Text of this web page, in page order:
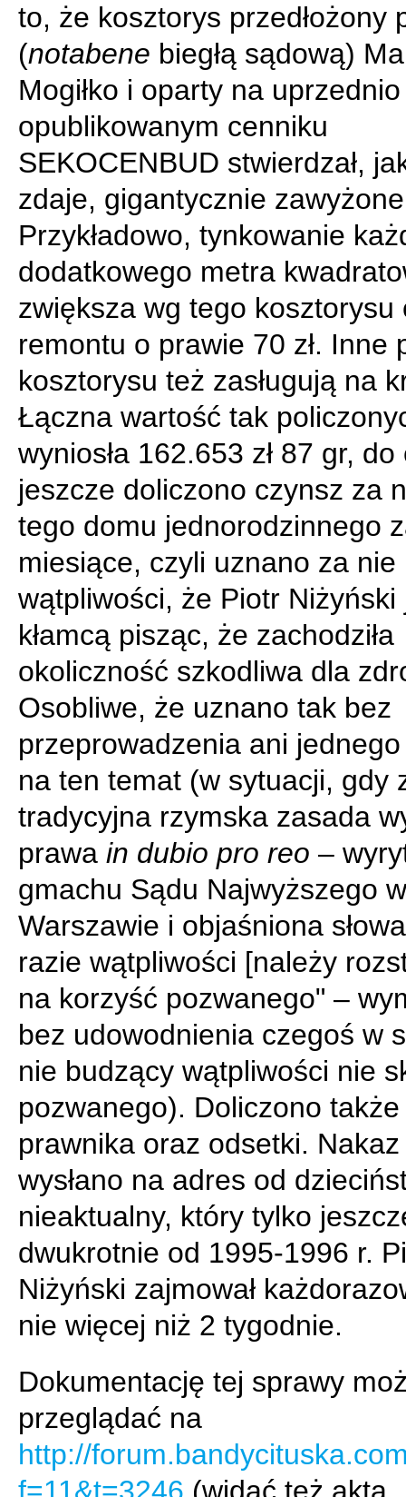
to, że kosztorys przedłożony
(notabene biegłą sądową)
Mogiłko i oparty na uprzednio
opublikowanym cenniku
SEKOCENBUD stwierdzał,
zdaje, gigantycznie
Przykładowo, tynkowanie
dodatkowego metra
zwiększa wg tego kosztorysu
remontu o prawie 70 zł. Inne
kosztorysu też zasługują na
Łączna wartość tak
wyniosła 162.653 zł 87 gr,
jeszcze doliczono czynsz za
tego domu jednorodzinnego
miesiące, czyli uznano za nie
wątpliwości, że Piotr Niżyński
kłamcą pisząc, że zachodziła
okoliczność szkodliwa dla
Osobliwe, że uznano tak bez
przeprowadzenia ani
na ten temat (w sytuacji, gdy
tradycyjna rzymska zasada
prawa in dubio pro reo –
gmachu Sądu Najwyższego w
Warszawie i objaśniona
razie wątpliwości [należy
na korzyść pozwanego" –
bez udowodnienia czegoś w
nie budzący wątpliwości nie
pozwanego). Doliczono
prawnika oraz odsetki. Nakaz
wysłano na adres od
nieaktualny, który tylko
dwukrotnie od 1995-1996 r.
Niżyński zajmował
nie więcej niż 2 tygodnie.
Dokumentację tej sprawy
przeglądać na
http://